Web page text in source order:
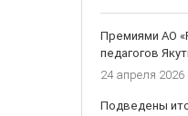
Премиями АО
педагогов
24 апреля 2026
Подведены